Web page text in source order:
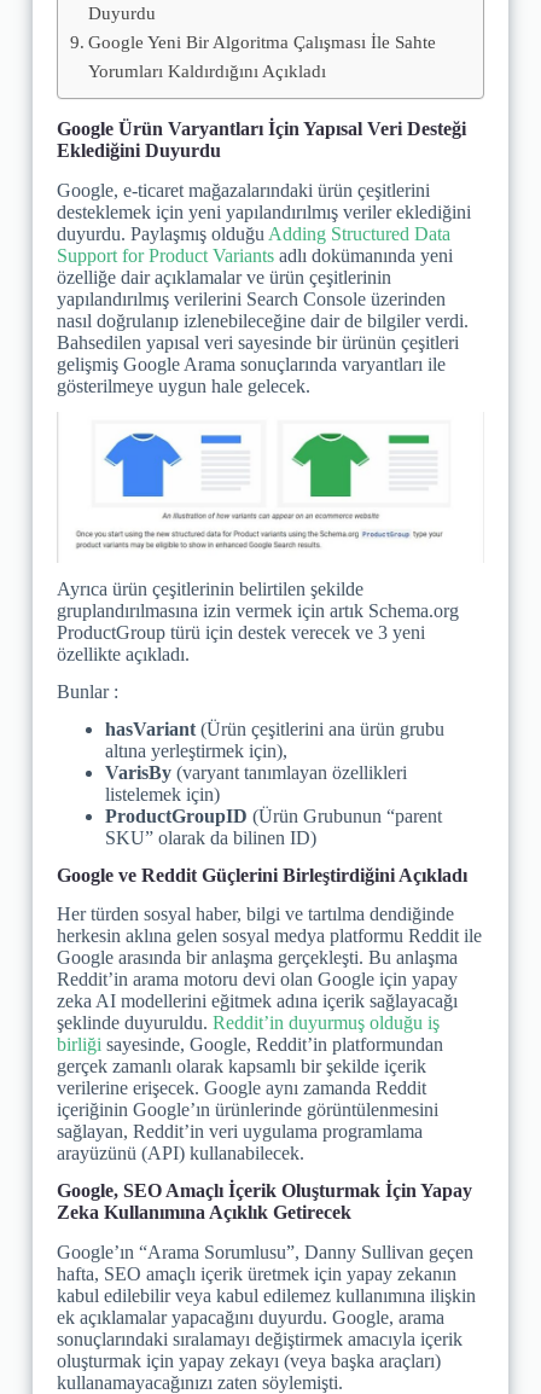
Duyurdu
Google Yeni Bir Algoritma Çalışması İle Sahte
Yorumları Kaldırdığını Açıkladı
Google Ürün Varyantları İçin Yapısal Veri Desteği
Eklediğini Duyurdu
Google, e-ticaret mağazalarındaki ürün çeşitlerini
desteklemek için yeni yapılandırılmış veriler eklediğini
duyurdu. Paylaşmış olduğu Adding Structured Data
Support for Product Variantsadlı dokümanında yeni
özelliğe dair açıklamalar ve ürün çeşitlerinin
yapılandırılmış verilerini Search Console üzerinden
nasıl doğrulanıp izlenebileceğine dair de bilgiler verdi.
Bahsedilen yapısal veri sayesinde bir ürünün çeşitleri
gelişmiş Google Arama sonuçlarında varyantları ile
gösterilmeye uygun hale gelecek.
Ayrıca ürün çeşitlerinin belirtilen şekilde
gruplandırılmasına izin vermek için artık Schema.org
ProductGroup türü için destek verecek ve 3 yeni
özellikte açıkladı.
Bunlar :
hasVariant(Ürün çeşitlerini ana ürün grubu
altına yerleştirmek için),
VarisBy(varyant tanımlayan özellikleri
listelemek için)
ProductGroupID (Ürün Grubunun “parent
SKU” olarak da bilinen ID)
Google ve Reddit Güçlerini Birleştirdiğini Açıkladı
Her türden sosyal haber, bilgi ve tartılma dendiğinde
herkesin aklına gelen sosyal medya platformu Reddit ile
Google arasında bir anlaşma gerçekleşti. Bu anlaşma
Reddit’in arama motoru devi olan Google için yapay
zeka AI modellerini eğitmek adına içerik sağlayacağı
şeklinde duyuruldu. Reddit’in duyurmuş olduğu iş
birliği sayesinde, Google, Reddit’in platformundan
gerçek zamanlı olarak kapsamlı bir şekilde içerik
verilerine erişecek. Google aynı zamanda Reddit
içeriğinin Google’ın ürünlerinde görüntülenmesini
sağlayan, Reddit’in veri uygulama programlama
arayüzünü (API) kullanabilecek.
Google, SEO Amaçlı İçerik Oluşturmak İçin Yapay
Zeka Kullanımına Açıklık Getirecek
Google’ın “Arama Sorumlusu”, Danny Sullivan geçen
hafta, SEO amaçlı içerik üretmek için yapay zekanın
kabul edilebilir veya kabul edilemez kullanımına ilişkin
ek açıklamalar yapacağını duyurdu. Google, arama
sonuçlarındaki sıralamayı değiştirmek amacıyla içerik
oluşturmak için yapay zekayı (veya başka araçları)
kullanamayacağınızı zaten söylemişti.